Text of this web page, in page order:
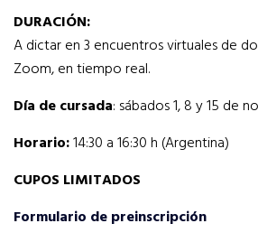
DURACIÓN:
A dictar en 3 encuentros virtuales de
Zoom, en tiempo real.
Día de cursada: sábados 1, 8 y 15 de
Horario:14:30 a 16:30 h (Argentina)
CUPOS LIMITADOS
Formulario de preinscripción